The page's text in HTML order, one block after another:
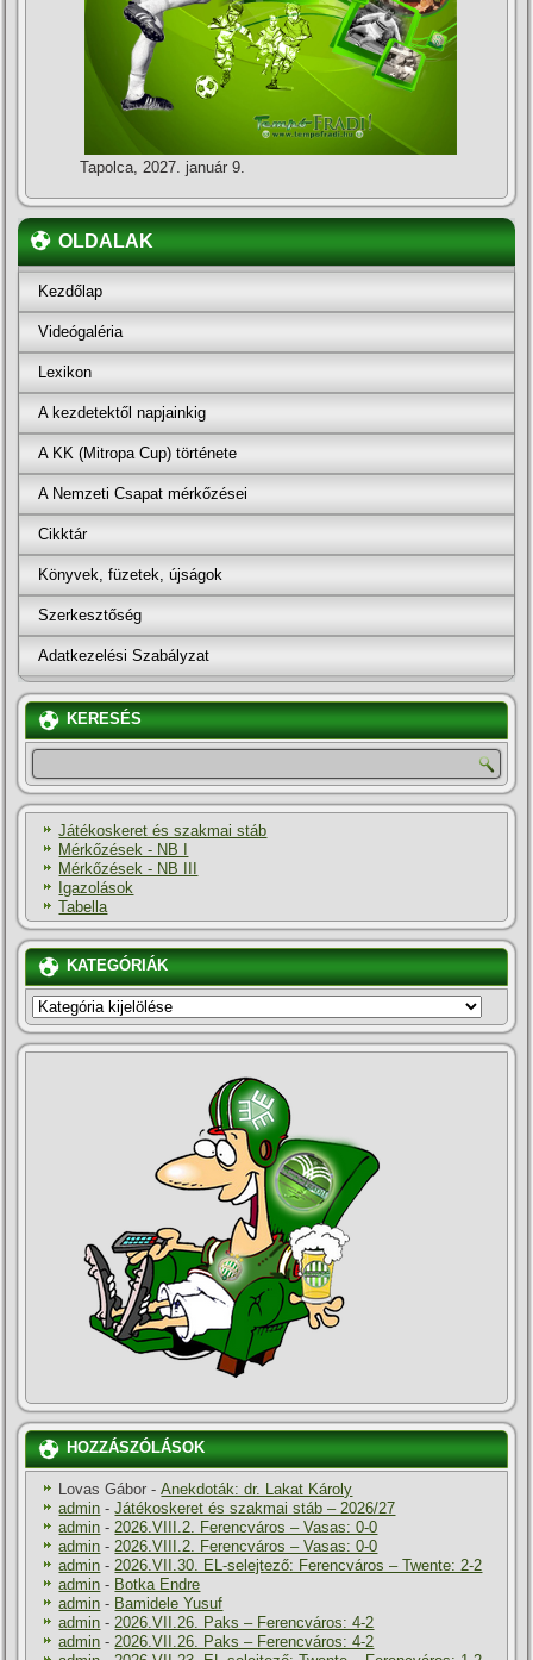
Tapolca, 2027. január 9.
OLDALAK
Kezdőlap
Videógaléria
Lexikon
A kezdetektől napjainkig
A KK (Mitropa Cup) története
A Nemzeti Csapat mérkőzései
Cikktár
Könyvek, füzetek, újságok
Szerkesztőség
Adatkezelési Szabályzat
KERESÉS
Játékoskeret és szakmai stáb
Mérkőzések - NB I
Mérkőzések - NB III
Igazolások
Tabella
KATEGÓRIÁK
KATEGÓRIÁK
HOZZÁSZÓLÁSOK
Lovas Gábor -Anekdoták: dr. Lakat Károly
admin -Játékoskeret és szakmai stáb – 2026/27
admin - 2026.VIII.2. Ferencváros – Vasas: 0-0
admin - 2026.VIII.2. Ferencváros – Vasas: 0-0
admin - 2026.VII.30. EL-selejtező: Ferencváros – Twente: 2-2
admin - Botka Endre
admin - Bamidele Yusuf
admin - 2026.VII.26. Paks – Ferencváros: 4-2
admin - 2026.VII.26. Paks – Ferencváros: 4-2